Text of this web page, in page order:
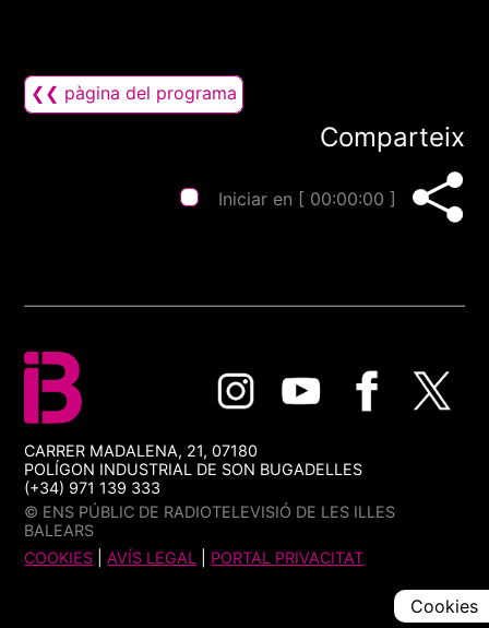
❮❮ pàgina del programa
Comparteix
Iniciar en [ 00:00:00 ]
CARRER MADALENA, 21, 07180
POLÍGON INDUSTRIAL DE SON BUGADELLES
(+34) 971 139 333
© ENS PÚBLIC DE RADIOTELEVISIÓ DE LES ILLES
BALEARS
COOKIES |AVÍS LEGAL PORTAL PRIVACITAT
Cookies